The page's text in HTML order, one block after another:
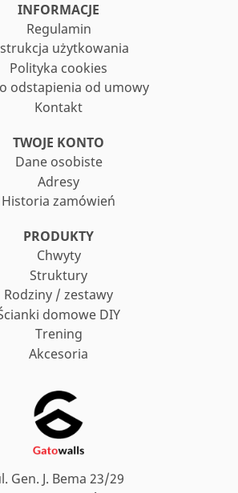
Gen. J. Bema 23/29
INFORMACJE
Regulamin
użytkowania
Polityka cookies
odstapienia od umowy
Kontakt
TWOJE KONTO
Dane osobiste
Adresy
Historia zamówień
PRODUKTY
Chwyty
Struktury
Rodziny / zestawy
domowe DIY
Trening
Akcesoria